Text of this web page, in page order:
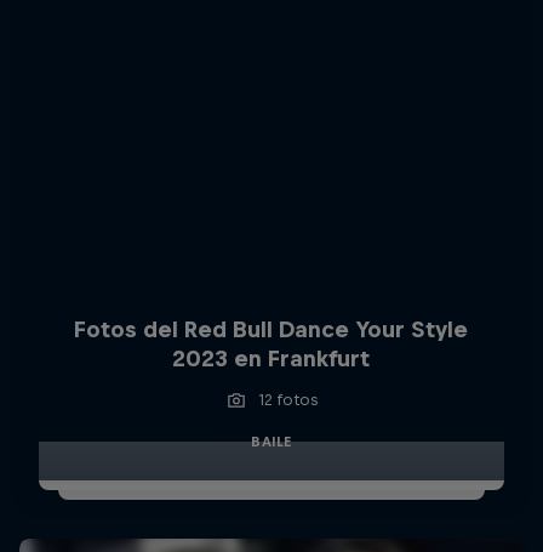
Fotos del Red Bull Dance Your Style
2023 en Frankfurt
12 fotos
BAILE